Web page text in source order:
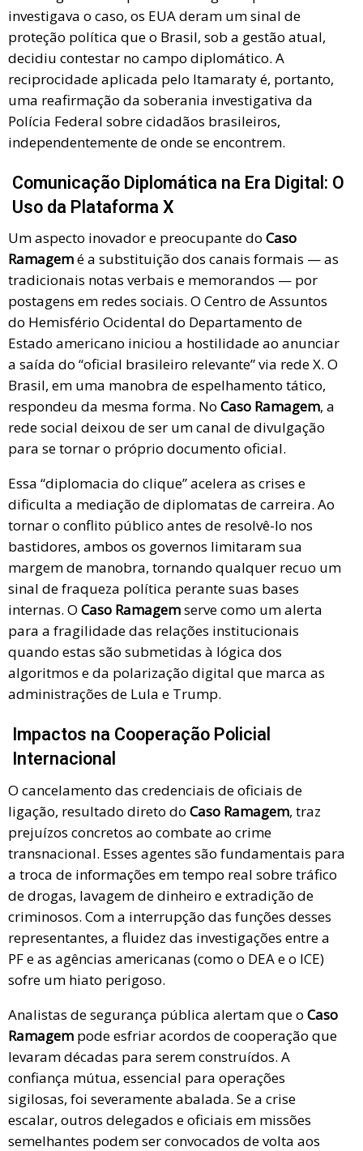
investigava o caso, os EUA deram um sinal de
proteção política que o Brasil, sob a gestão atual,
decidiu contestar no campo diplomático. A
reciprocidade aplicada pelo Itamaraty é, portanto,
uma reafirmação da soberania investigativa da
Polícia Federal sobre cidadãos brasileiros,
independentemente de onde se encontrem.
Comunicação Diplomática na Era Digital: O
Uso da Plataforma X
Um aspecto inovador e preocupante do Caso
Ramagemé a substituição dos canais formais — as
tradicionais notas verbais e memorandos — por
postagens em redes sociais. O Centro de Assuntos
do Hemisfério Ocidental do Departamento de
Estado americano iniciou a hostilidade ao anunciar
a saída do “oficial brasileiro relevante” via rede X. O
Brasil, em uma manobra de espelhamento tático,
respondeu da mesma forma. No Caso Ramagem, a
rede social deixou de ser um canal de divulgação
para se tornar o próprio documento oficial.
Essa “diplomacia do clique” acelera as crises e
dificulta a mediação de diplomatas de carreira. Ao
tornar o conflito público antes de resolvê-lo nos
bastidores, ambos os governos limitaram sua
margem de manobra, tornando qualquer recuo um
sinal de fraqueza política perante suas bases
internas. O Caso Ramagemserve como um alerta
para a fragilidade das relações institucionais
quando estas são submetidas à lógica dos
algoritmos e da polarização digital que marca as
administrações de Lula e Trump.
Impactos na Cooperação Policial
Internacional
O cancelamento das credenciais de oficiais de
ligação, resultado direto do Caso Ramagem, traz
prejuízos concretos ao combate ao crime
transnacional. Esses agentes são fundamentais para
a troca de informações em tempo real sobre tráfico
de drogas, lavagem de dinheiro e extradição de
criminosos. Com a interrupção das funções desses
representantes, a fluidez das investigações entre a
PF e as agências americanas (como o DEA e o ICE)
sofre um hiato perigoso.
Analistas de segurança pública alertam que o Caso
Ramagem pode esfriar acordos de cooperação que
levaram décadas para serem construídos. A
confiança mútua, essencial para operações
sigilosas, foi severamente abalada. Se a crise
escalar, outros delegados e oficiais em missões
semelhantes podem ser convocados de volta aos